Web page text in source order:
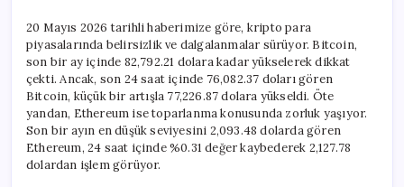
Bitcoin
ve
Ethereum
Düşüşte
için
20 Mayıs 2026 tarihli haberimize göre, kripto para
piyasalarında belirsizlik ve dalgalanmalar sürüyor. Bitcoin,
son bir ay içinde 82,792.21 dolara kadar yükselerek dikkat
çekti. Ancak, son 24 saat içinde 76,082.37 doları gören
Bitcoin, küçük bir artışla 77,226.87 dolara yükseldi. Öte
yandan, Ethereum ise toparlanma konusunda zorluk yaşıyor.
Son bir ayın en düşük seviyesini 2,093.48 dolarda gören
Ethereum, 24 saat içinde %0.31 değer kaybederek 2,127.78
dolardan işlem görüyor.